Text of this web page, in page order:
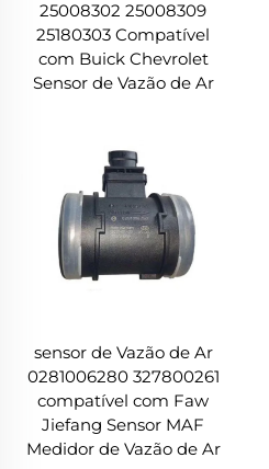
25008302 25008309
25180303 Compatível
com Buick Chevrolet
Sensor de Vazão de Ar
sensor de Vazão de Ar
0281006280 327800261
compatível com Faw
Jiefang Sensor MAF
Medidor de Vazão de Ar